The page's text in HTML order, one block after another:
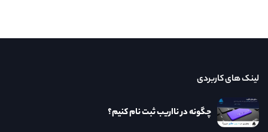
لینک های کاربردی
چگونه در نااریب ثبت نام کنیم؟